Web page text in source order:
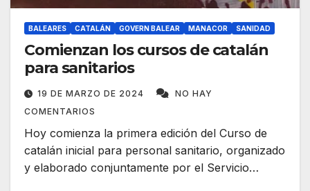
BALEARES CATALÁN GOVERN BALEAR MANACOR SANIDAD
Comienzan los cursos de catalán
para sanitarios
19 DE MARZO DE 2024
NO HAY
COMENTARIOS
Hoy comienza la primera edición del Curso de
catalán inicial para personal sanitario, organizado
y elaborado conjuntamente por el Servicio…